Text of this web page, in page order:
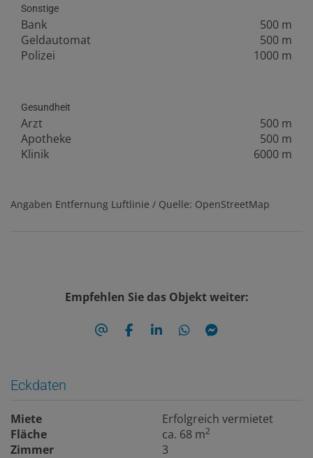
Sonstige
Bank
500 m
Geldautomat
500 m
Polizei
1000 m
Gesundheit
Arzt
500 m
Apotheke
500 m
Klinik
6000 m
Angaben Entfernung Luftlinie / Quelle: OpenStreetMap
Empfehlen Sie das Objekt weiter:
Eckdaten
Miete
Erfolgreich vermietet
Fläche
ca. 68 m2
Zimmer 3